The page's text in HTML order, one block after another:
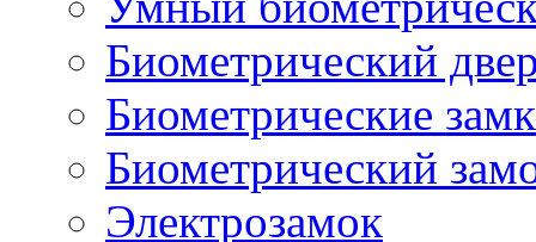
Биометрический
Биометрические
Биометрический
Электрозамок